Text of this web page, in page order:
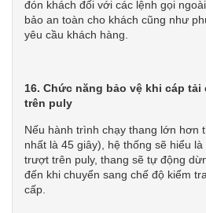
đón khách đối với các lệnh gọi
bảo an toàn cho khách cũng như
yêu cầu khách hàng.
16. Chức năng bảo vệ khi cáp
trên puly
Nếu hành trình chạy thang lớn hơn
nhất là 45 giây), hệ thống sẽ hiểu
trượt trên puly, thang sẽ tự động
đến khi chuyển sang chế độ kiểm
cấp.